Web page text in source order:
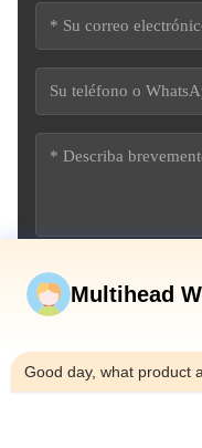
Multihead
Good day, what product